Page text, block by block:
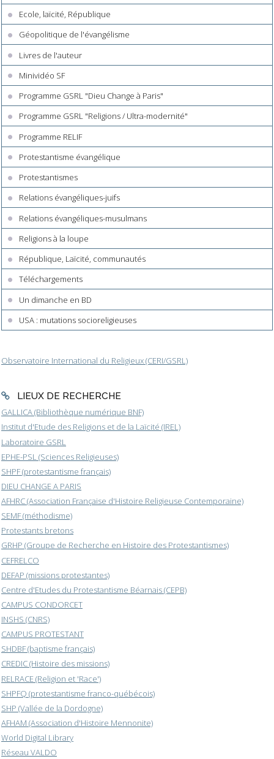
Ecole, laïcité, République
Géopolitique de l'évangélisme
Livres de l'auteur
Minividéo SF
Programme GSRL "Dieu Change à Paris"
Programme GSRL "Religions / Ultra-modernité"
Programme RELIF
Protestantisme évangélique
Protestantismes
Relations évangéliques-juifs
Relations évangéliques-musulmans
Religions à la loupe
République, Laïcité, communautés
Téléchargements
Un dimanche en BD
USA : mutations socioreligieuses
Observatoire International du Religieux (CERI/GSRL)
LIEUX DE RECHERCHE
GALLICA (Bibliothèque numérique BNF)
Institut d'Etude des Religions et de la Laïcité (IREL)
Laboratoire GSRL
EPHE-PSL (Sciences Religieuses)
SHPF (protestantisme français)
DIEU CHANGE A PARIS
AFHRC (Association Française d'Histoire Religieuse Contemporaine)
SEMF (méthodisme)
Protestants bretons
GRHP (Groupe de Recherche en Histoire des Protestantismes)
CEFRELCO
DEFAP (missions protestantes)
Centre d'Etudes du Protestantisme Béarnais (CEPB)
CAMPUS CONDORCET
INSHS (CNRS)
CAMPUS PROTESTANT
SHDBF (baptisme français)
CREDIC (Histoire des missions)
RELRACE (Religion et 'Race')
SHPFQ (protestantisme franco-québécois)
SHP (Vallée de la Dordogne)
AFHAM (Association d'Histoire Mennonite)
World Digital Library
Réseau VALDO